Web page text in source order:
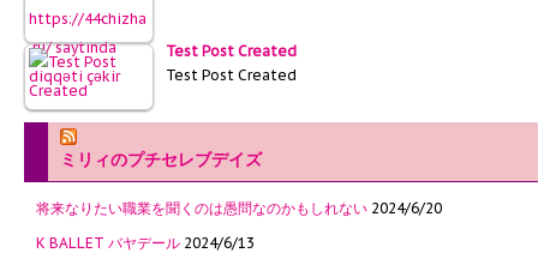
Test Post Created
Test Post Created
ミリィのプチセレブデイズ
将来なりたい職業を聞くのは愚問なのかもしれない 2024/6/20
K BALLET バヤデール 2024/6/13